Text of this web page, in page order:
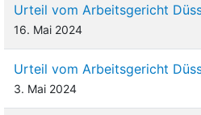
Urteil vom Arbeitsgericht
16. Mai 2024
Urteil vom Arbeitsgericht
3. Mai 2024